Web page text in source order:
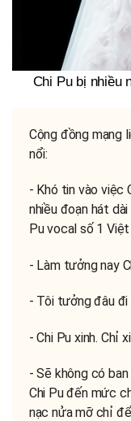
Chi Pu bị nhiều
Cộng đồng mạng
nổi:
- Khó tin vào việc
nhiều đoạn hát
Pu vocal số 1 Việt
- Làm tưởng nay
- Tôi tưởng đâu
- Chi Pu xinh. Chỉ
- Sẽ không có
Chi Pu đến mức
nạc nửa mỡ chỉ